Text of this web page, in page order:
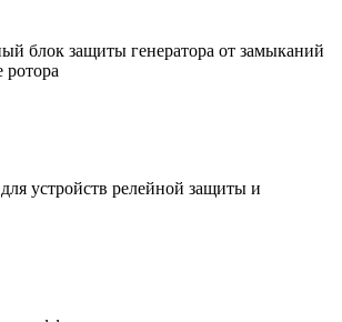
блок защиты генератора от замыканий
ротора
устройств релейной защиты и